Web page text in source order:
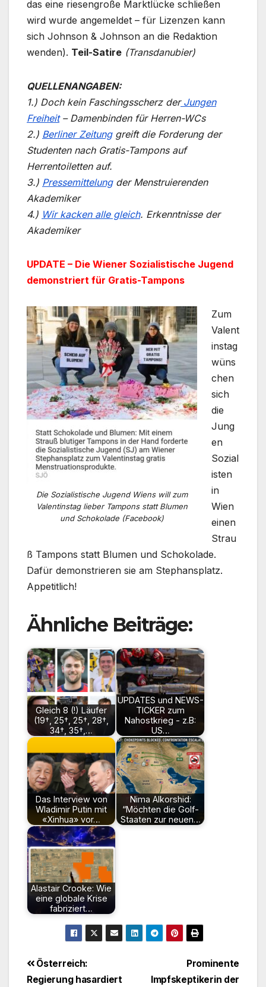
das eine riesengroße Marktlücke schließen
wird wurde angemeldet – für Lizenzen kann
sich Johnson & Johnson an die Redaktion
wenden). Teil-Satire (Transdanubier)
QUELLENANGABEN:
1.) Doch kein Faschingsscherz derJungen
Freiheit– Damenbinden für Herren-WCs
2.) Berliner Zeitunggreift die Forderung der
Studenten nach Gratis-Tampons auf
Herrentoiletten auf.
3.) Pressemittelungder Menstruierenden
Akademiker
4.) Wir kacken alle gleich. Erkenntnisse der
Akademiker
UPDATE – Die Wiener Sozialistische Jugend
demonstriert für Gratis-Tampons
Die Sozialistische Jugend Wiens will zum
Valentinstag lieber Tampons statt Blumen
und Schokolade (Facebook)
Zum
Valent
instag
wüns
chen
sich
die
Jung
en
Sozial
isten
in
Wien
einen
Strau
ß Tampons statt Blumen und Schokolade.
Dafür demonstrieren sie am Stephansplatz.
Appetitlich!
Ähnliche Beiträge:
Gleich 8 (!) Läufer
(19†, 25†, 25†, 28†,
34†, 35†,…
UPDATES und NEWS-
TICKER zum
Nahostkrieg - z.B:
US…
Das Interview von
Wladimir Putin mit
«Xinhua» vor…
Nima Alkorshid:
“Möchten die Golf-
Staaten zur neuen…
Alastair Crooke: Wie
eine globale Krise
fabriziert…
BeitragsnavigationProminente
Impfskeptikerin der
Österreich:
Regierung hasardiert